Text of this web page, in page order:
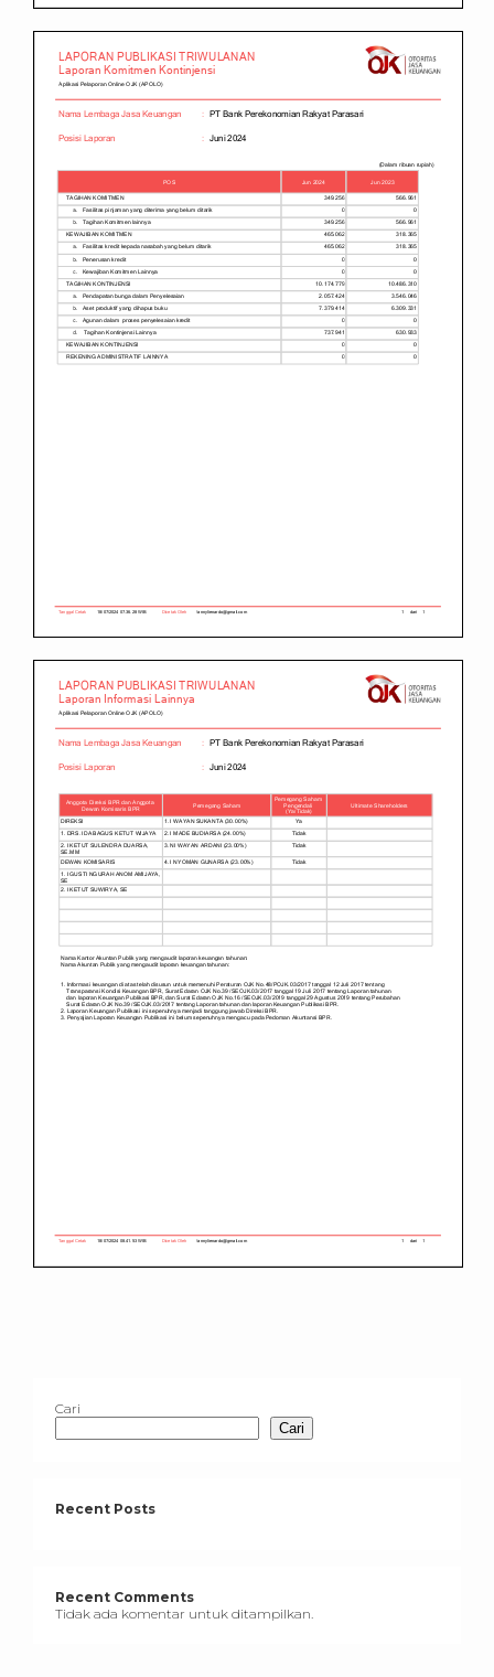
Cari
Cari
Recent Posts
Recent Comments
Tidak ada komentar untuk ditampilkan.